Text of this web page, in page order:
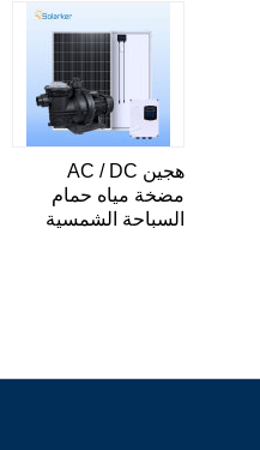
هجين AC / DC
مضخة مياه حمام
السباحة الشمسية